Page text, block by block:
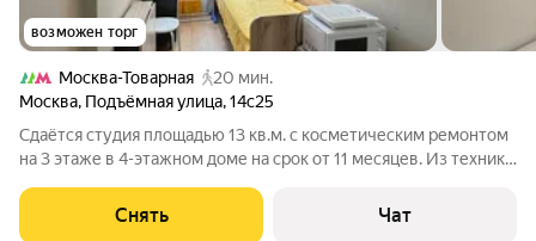
возможен торг
Москва-Товарная
20 мин.
Москва, Подъёмная улица,14с25
Сдаётся студия площадью 13 кв.м. с косметическим ремонтом
на 3 этаже в 4-этажном доме на срок от 11 месяцев. Из техники
панельный, окна выходят во двор. Коммунальные услуги по
счетчикам
Снять Чат